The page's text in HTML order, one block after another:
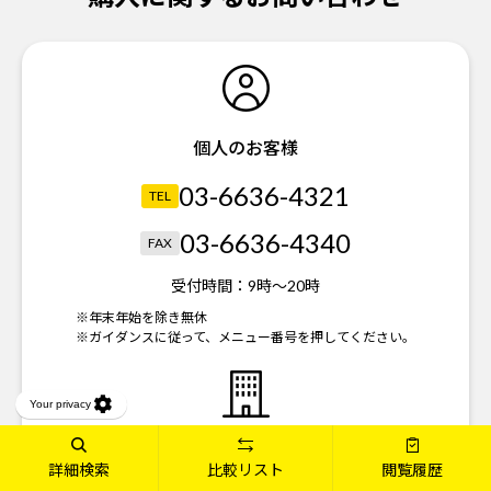
個人のお客様
TEL 03-6636-4321
FAX 03-6636-4340
受付時間： 9時～20時
※年末年始を除き無休
※ガイダンスに従って、メニュー番号を押してください。
法人のお客様
詳細検索 比較リスト 閲覧履歴